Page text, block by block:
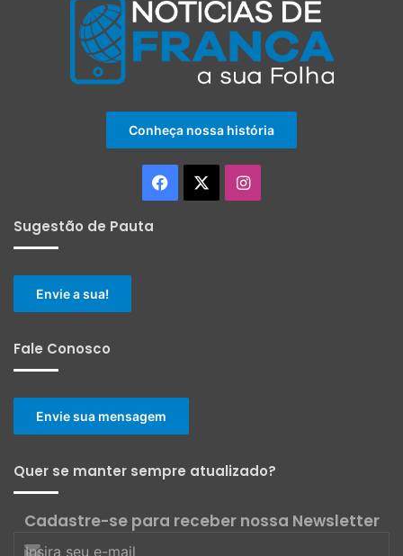
Conheça nossa história
Facebook Instagram
Sugestão de Pauta
Envie a sua!
Fale Conosco
Envie sua mensagem
Quer se manter sempre atualizado?
Cadastre-se para receber nossa Newsletter